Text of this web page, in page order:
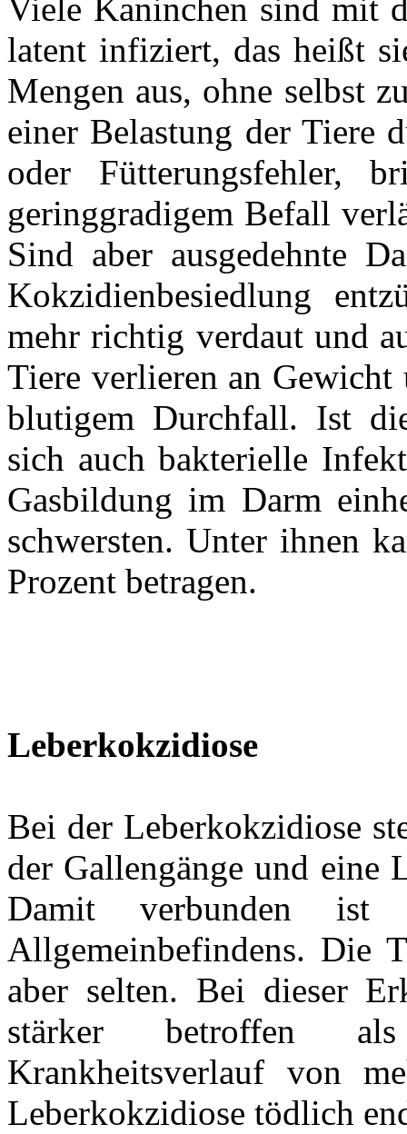
Viele Kaninchen sind mit
latent infiziert, das heißt
Mengen aus, ohne selbst
einer Belastung der Tiere
oder Fütterungsfehler,
geringgradigem Befall
Sind aber ausgedehnte
Kokzidienbesiedlung
mehr richtig verdaut und
Tiere verlieren an
blutigem Durchfall. Ist
sich auch bakterielle
Gasbildung im Darm
schwersten. Unter ihnen
Prozent betragen.
Leberkokzidiose
Bei der Leberkokzidiose
der Gallengänge und eine
Damit verbunden ist
Allgemeinbefindens. Die
aber selten. Bei dieser
stärker betroffen
Krankheitsverlauf von
Leberkokzidiose tödlich